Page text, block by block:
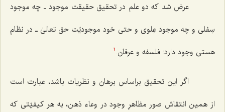
عرض شد که دو علم در تحقیق حقیقت موجود ـ چه موجود
سِفلی و چه موجود عِلوی و حتی خود موجودیّت حق تعالیٰ ـ در نظام
هستی وجود دارد: فلسفه و عرفان. 1
اگر این تحقیق براساس برهان و نظریات باشد، عبارت است
از همین انتقاش صور مظاهرِ وجود در وعاء ذهن، به هر کیفیّتی که